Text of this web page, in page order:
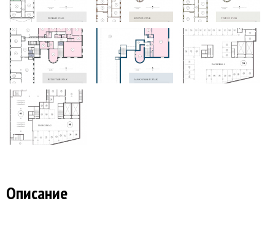
Описание